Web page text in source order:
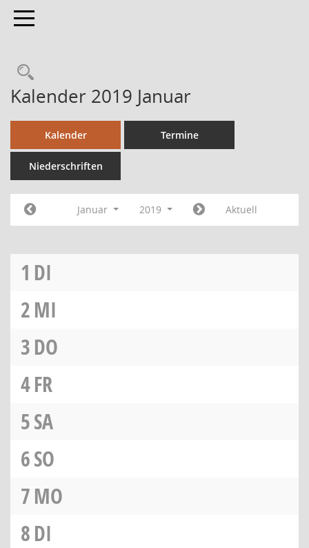
Toggle navigation
Kalender 2019 Januar
Kalender Termine
Niederschriften
Januar 2019 Aktuell
1 DI
2MI
3DO
4FR
5SA
6SO
7MO
8DI